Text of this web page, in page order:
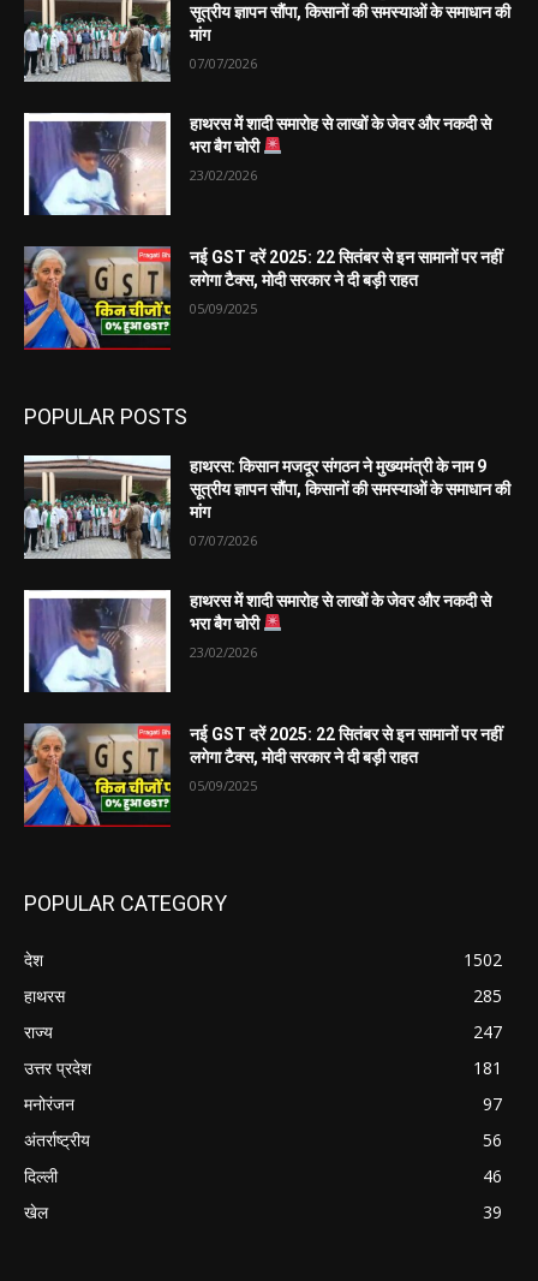
सूत्रीय ज्ञापन सौंपा, किसानों की समस्याओं के समाधान की
मांग
07/07/2026
हाथरस में शादी समारोह से लाखों के जेवर और नकदी से
भरा बैग चोरी
23/02/2026
नई GST दरें 2025: 22 सितंबर से इन सामानों पर नहीं
लगेगा टैक्स, मोदी सरकार ने दी बड़ी राहत
05/09/2025
POPULAR POSTS
हाथरस: किसान मजदूर संगठन ने मुख्यमंत्री के नाम 9
सूत्रीय ज्ञापन सौंपा, किसानों की समस्याओं के समाधान की
मांग
07/07/2026
हाथरस में शादी समारोह से लाखों के जेवर और नकदी से
भरा बैग चोरी
23/02/2026
नई GST दरें 2025: 22 सितंबर से इन सामानों पर नहीं
लगेगा टैक्स, मोदी सरकार ने दी बड़ी राहत
05/09/2025
POPULAR CATEGORY
देश
1502
हाथरस
285
राज्य
247
उत्तर प्रदेश
181
मनोरंजन
97
अंतर्राष्ट्रीय
56
दिल्ली
46
खेल
39